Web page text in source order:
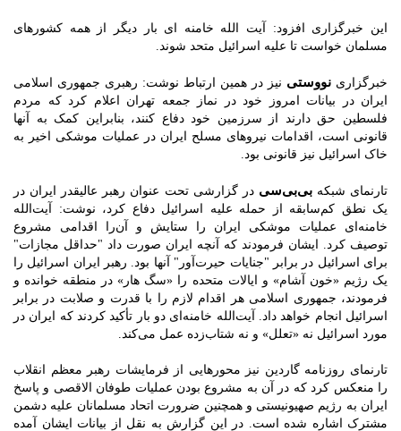
این خبرگزاری افزود: آیت الله خامنه ای بار دیگر از همه کشورهای
مسلمان خواست تا علیه اسرائیل متحد شوند.
خبرگزاری نووستی نیز در همین ارتباط نوشت: رهبری جمهوری اسلامی
ایران در بیانات امروز خود در نماز جمعه تهران اعلام کرد که مردم
فلسطین حق دارند از سرزمین خود دفاع کنند، بنابراین کمک به آنها
قانونی است، اقدامات نیروهای مسلح ایران در عملیات موشکی اخیر به
خاک اسرائیل نیز قانونی بود.
تارنمای شبکهبی‌بی‌سی در گزارشی تحت عنوان رهبر عالیقدر ایران در
یک نطق کم‌سابقه از حمله علیه اسرائیل دفاع کرد، نوشت: آیت‌الله
خامنه‌ای عملیات موشکی ایران را ستایش و آن‌را اقدامی مشروع
توصیف کرد. ایشان فرمودند که آنچه ایران صورت داد "حداقل مجازات"
برای اسرائیل در برابر "جنایات حیرت‌آور" آنها بود. رهبر ایران اسرائیل را
یک رژیم «خون آشام» و ایالات متحده را «سگ هار» در منطقه خوانده و
فرمودند، جمهوری اسلامی هر اقدام لازم را با قدرت و صلابت در برابر
اسرائیل انجام خواهد داد. آیت‌الله خامنه‌ای دو بار تأکید کردند که ایران در
مورد اسرائیل نه «تعلل» و نه شتاب‌زده عمل می‌کند.
تارنمای روزنامه گاردین نیز محورهایی از فرمایشات رهبر معظم انقلاب
را منعکس کرد که در آن به مشروع بودن عملیات طوفان الاقصی و پاسخ
ایران به رژیم صهیونیستی و همچنین ضرورت اتحاد مسلمانان علیه دشمن
مشترک اشاره شده است. در این گزارش به نقل از بیانات ایشان آمده